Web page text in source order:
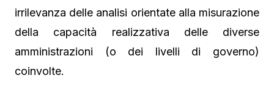
irrilevanza delle analisi orientate alla misurazione
della capacità realizzativa delle diverse
amministrazioni (o dei livelli di governo)
coinvolte.